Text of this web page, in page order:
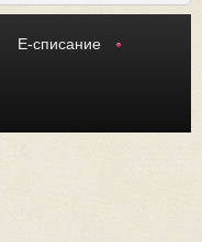
Е-списание